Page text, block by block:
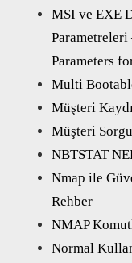
MSI ve EXE
Parameters
Multi
Müşteri
Müşteri
NBTSTAT
Nmap ile
Rehber
NMAP
Normal